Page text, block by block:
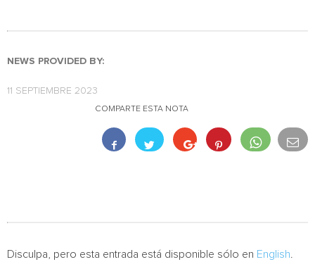
NEWS PROVIDED BY:
11 SEPTIEMBRE 2023
COMPARTE ESTA NOTA
Disculpa, pero esta entrada está disponible sólo en English